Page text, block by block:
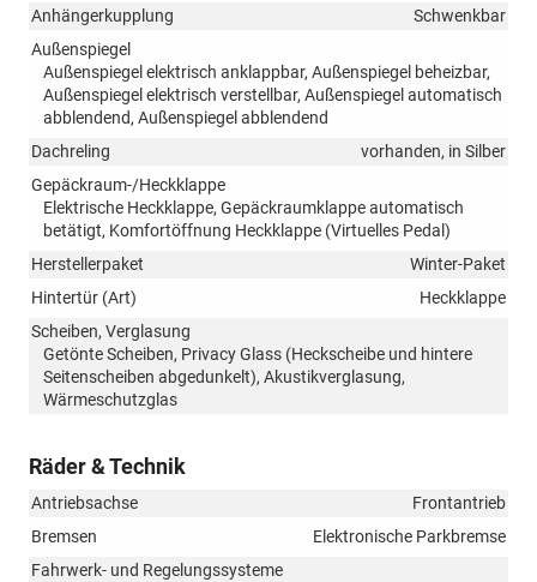
Anhängerkupplung
Schwenkbar
Außenspiegel
Außenspiegel elektrisch anklappbar, Außenspiegel beheizbar,
Außenspiegel elektrisch verstellbar, Außenspiegel automatisch
abblendend, Außenspiegel abblendend
Dachreling
vorhanden, in Silber
Gepäckraum-/Heckklappe
Elektrische Heckklappe, Gepäckraumklappe automatisch
betätigt, Komfortöffnung Heckklappe (Virtuelles Pedal)
Herstellerpaket
Winter-Paket
Hintertür (Art)
Heckklappe
Scheiben, Verglasung
Getönte Scheiben, Privacy Glass (Heckscheibe und hintere
Seitenscheiben abgedunkelt), Akustikverglasung,
Wärmeschutzglas
Räder & Technik
Antriebsachse
Frontantrieb
Bremsen
Elektronische Parkbremse
Fahrwerk- und Regelungssysteme